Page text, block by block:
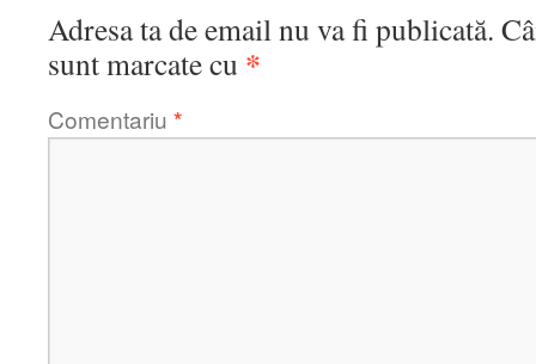
Adresa ta de email nu va fi publicată.
sunt marcate cu *
Comentariu *